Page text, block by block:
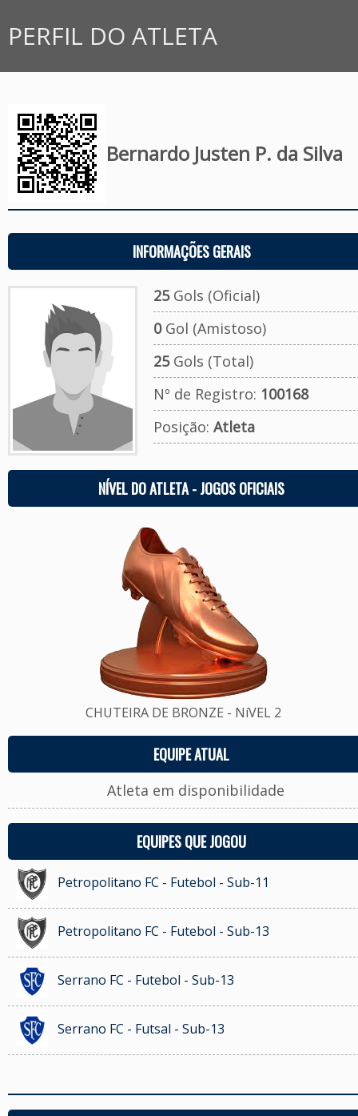
PERFIL DO ATLETA
Bernardo Justen P. da Silva
INFORMAÇÕES GERAIS
25Gols (Oficial)
0Gol (Amistoso)
25Gols (Total)
Nº de Registro: 100168
Posição: Atleta
NÍVEL DO ATLETA - JOGOS OFICIAIS
CHUTEIRA DE BRONZE - NíVEL 2
EQUIPE ATUAL
Atleta em disponibilidade
EQUIPES QUE JOGOU
Petropolitano FC - Futebol - Sub-11
Petropolitano FC - Futebol - Sub-13
Serrano FC - Futebol - Sub-13
Serrano FC - Futsal - Sub-13